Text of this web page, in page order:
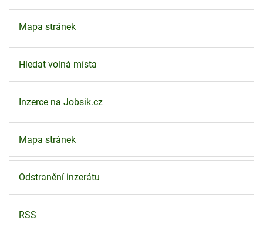
Mapa stránek
Hledat volná místa
Inzerce na Jobsik.cz
Mapa stránek
Odstranění inzerátu
RSS